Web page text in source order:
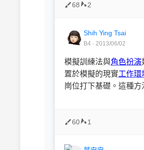
68 2
Shih Ying Tsai
B4 · 2013/06/02
模擬訓練法與角色扮演
置於模擬的現實工作環
崗位打下基礎。這種
60 1